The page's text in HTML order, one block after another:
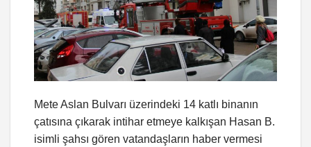
Mete Aslan Bulvarı üzerindeki 14 katlı binanın
çatısına çıkarak intihar etmeye kalkışan Hasan B.
isimli şahsı gören vatandaşların haber vermesi